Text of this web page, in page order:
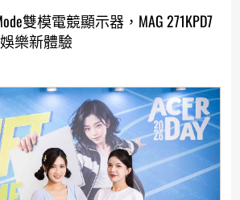
雙模電競顯示器，MAG 271KPD7
樂新體驗